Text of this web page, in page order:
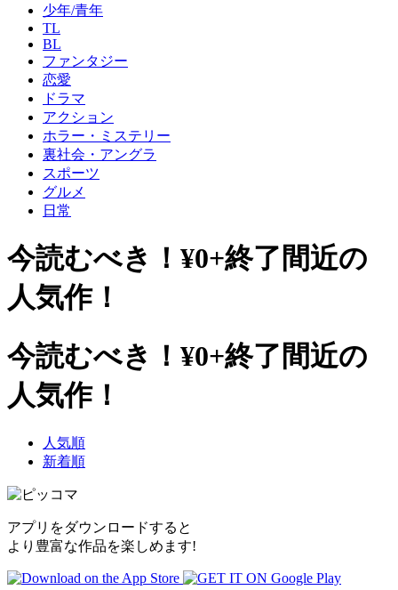
少年/青年
TL
BL
ファンタジー
恋愛
ドラマ
アクション
ホラー・ミステリー
裏社会・アングラ
スポーツ
グルメ
日常
今読むべき！¥0+終了間近の
人気作！
今読むべき！¥0+終了間近の
人気作！
人気順
新着順
アプリをダウンロードすると
より豊富な作品を楽しめます!